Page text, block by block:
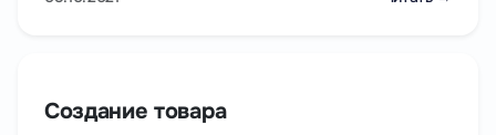
Создание товара